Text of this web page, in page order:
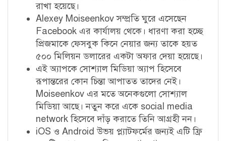
রাখা হয়েছে।
Alexey Moiseenkovসম্প্রতি ঘুরে এসেছেন
Facebook এর কার্যালয় থেকে। ধারণা করা হচ্ছে
প্রিজমাকে ফেসবুক কিনে নেয়ার জন্য তাকে হয়ত
৫০০ মিলিয়ন ডলারের একটা অফার দেয়া হয়েছে।
এই অ্যাপকে সোশ্যাল মিডিয়া অ্যাপ হিসেবে
রূপান্তরের কোন চিন্তা আপাতত তাদের নেই।
Moiseenkov এর মতে অনেকগুলো সোশ্যাল
মিডিয়া আছে। নতুন করে একে social media
networkহিসেবে দাঁড় করাতে তিনি আগ্রহী নন।
iOS ও Android উভয় প্ল্যাটফর্মের জন্যই এটি ফ্রি